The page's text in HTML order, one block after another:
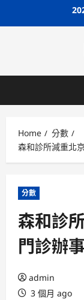
Home
分數
森和診所減重北
分數
森和診
門診辦
admin
3 個月 ago